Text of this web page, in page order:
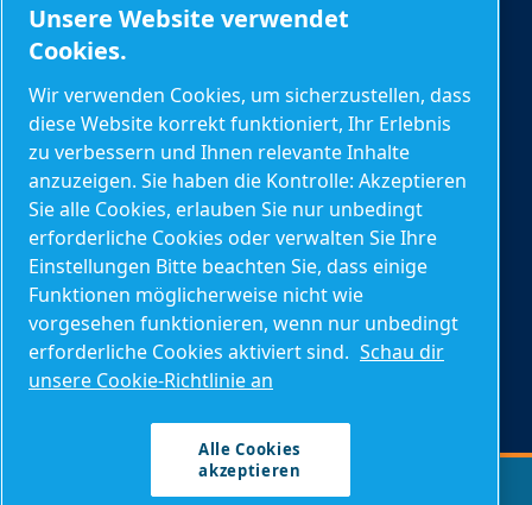
Produktanfrage
Serviceanfrage
Allgemeine Anfragen
Weitere Informationen
Blog
Berechnungstools
Über Mark
Druckluft FAQs
Allgemeine Geschäftsbedingungen
Unsere Website verwendet
Cookies.
Wir verwenden Cookies, um sicherzustellen, dass
diese Website korrekt funktioniert, Ihr Erlebnis
zu verbessern und Ihnen relevante Inhalte
anzuzeigen. Sie haben die Kontrolle: Akzeptieren
Sie alle Cookies, erlauben Sie nur unbedingt
erforderliche Cookies oder verwalten Sie Ihre
Einstellungen Bitte beachten Sie, dass einige
Funktionen möglicherweise nicht wie
vorgesehen funktionieren, wenn nur unbedingt
erforderliche Cookies aktiviert sind. Schau dir
unsere Cookie-Richtlinie an
Alle Cookies
akzeptieren